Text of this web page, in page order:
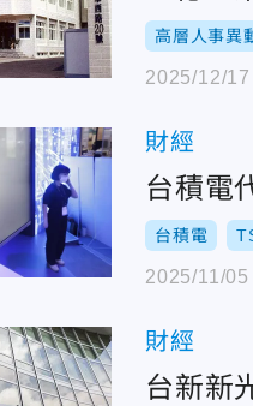
高層人事異
2025/12/
財經
台積電
台積電
2025/11/
財經
台新新